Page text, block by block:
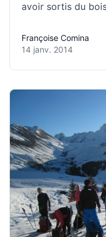
avoir sortis du bois! à priori lors de la
porter!
Françoise Comina
14 janv. 2014